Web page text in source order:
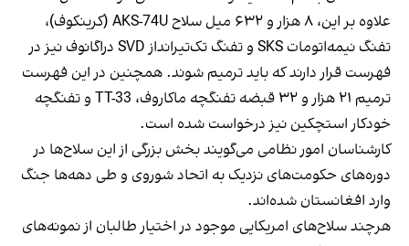
علاوه بر این، ۸ هزار و ۶۳۲ میل سلاح AKS-74U (کرینکوف)،
تفنگ نیمه‌اتومات SKS و تفنگ تک‌تیرانداز SVD دراگانوف نیز در
فهرست قرار دارند که باید ترمیم شوند. همچنین در این فهرست
ترمیم ۲۱ هزار و ۳۲ قبضه تفنگچه ماکاروف، TT-33 و تفنگچه
خودکار استچکین نیز درخواست شده است.
کارشناسان امور نظامی می‌گویند بخش بزرگی از این سلاح‌ها در
دوره‌های حکومت‌های نزدیک به اتحاد شوروی و طی دهه‌ها جنگ
وارد افغانستان شده‌اند.
هرچند سلاح‌های امریکایی موجود در اختیار طالبان از نمونه‌های